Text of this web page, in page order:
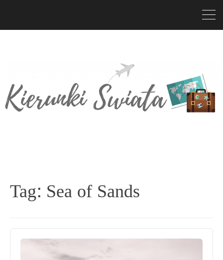
Tag: Sea of Sands